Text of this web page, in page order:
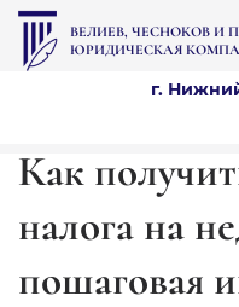
ВЕЛИЕВ, ЧЕСНОКОВ И
ЮРИДИЧЕСКАЯ
г.
Как
налога на
пошаговая